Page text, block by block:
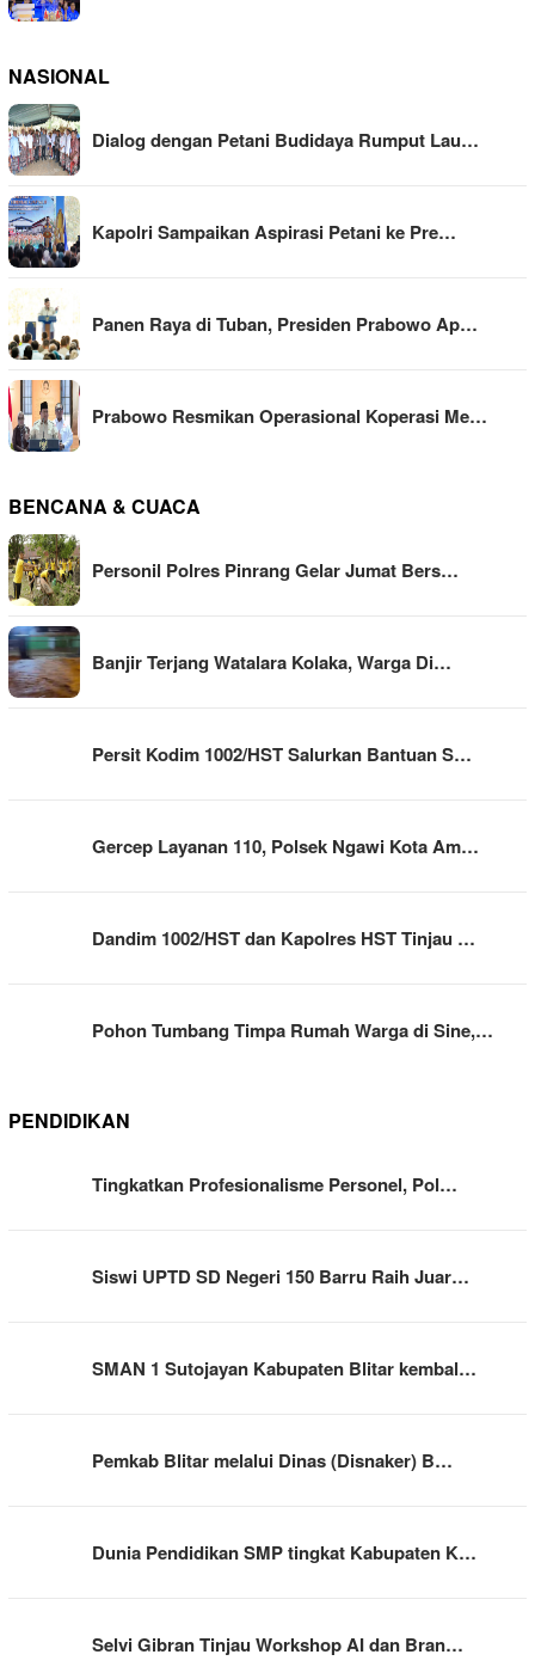
NASIONAL
Dialog dengan Petani Budidaya Rumput Lau…
Kapolri Sampaikan Aspirasi Petani ke Pre…
Panen Raya di Tuban, Presiden Prabowo Ap…
Prabowo Resmikan Operasional Koperasi Me…
BENCANA & CUACA
Personil Polres Pinrang Gelar Jumat Bers…
Banjir Terjang Watalara Kolaka, Warga Di…
Persit Kodim 1002/HST Salurkan Bantuan S…
Gercep Layanan 110, Polsek Ngawi Kota Am…
Dandim 1002/HST dan Kapolres HST Tinjau …
Pohon Tumbang Timpa Rumah Warga di Sine,…
PENDIDIKAN
Tingkatkan Profesionalisme Personel, Pol…
Siswi UPTD SD Negeri 150 Barru Raih Juar…
SMAN 1 Sutojayan Kabupaten Blitar kembal…
Pemkab Blitar melalui Dinas (Disnaker) B…
Dunia Pendidikan SMP tingkat Kabupaten K…
Selvi Gibran Tinjau Workshop AI dan Bran…